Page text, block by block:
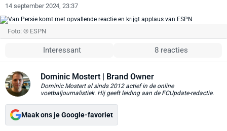
14 september 2024, 23:37
Foto: © ESPN
Interessant 8 reacties
Dominic Mostert | Brand Owner
Dominic Mostert al sinds 2012 actief in de online
voetbaljournalistiek. Hij geeft leiding aan de FCUpdate-redactie.
Maak ons je Google-favoriet